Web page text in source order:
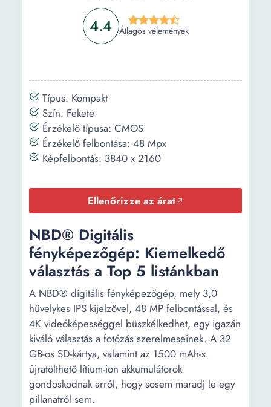
Memóriahely
SD SDXC SDHC
Kijelző átmérő: 8.1 cm
Képkereső
típusa:
Elektronikus kereső
Funkciók:
Autofókusz
4.4 Átlagos vélemények
Típus: Kompakt
Szín: Fekete
Érzékelő típusa: CMOS
Érzékelő felbontása: 48 Mpx
Képfelbontás: 3840 x 2160
Ellenőrizze az árat
NBD® Digitális
fényképezőgép: Kiemelkedő
választás a Top 5 listánkban
A NBD® digitális fényképezőgép, mely 3,0
hüvelykes IPS kijelzővel, 48 MP felbontással, és
4K videóképességgel büszkélkedhet, egy igazán
kiváló választás a fotózás szerelmeseinek. A 32
GB-os SD-kártya, valamint az 1500 mAh-s
újratölthető lítium-ion akkumulátorok
gondoskodnak arról, hogy sosem maradj le egy
pillanatról sem.